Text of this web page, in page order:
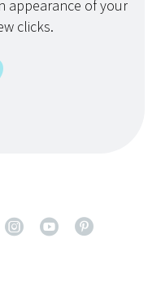
appearance of your
clicks.